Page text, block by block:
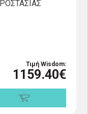
Τιμή Wisdom:
1159.40€